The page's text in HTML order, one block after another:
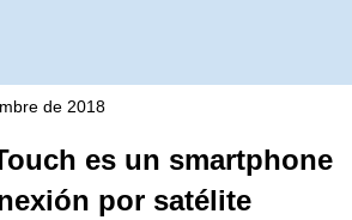
de 2018
es un smartphone
por satélite